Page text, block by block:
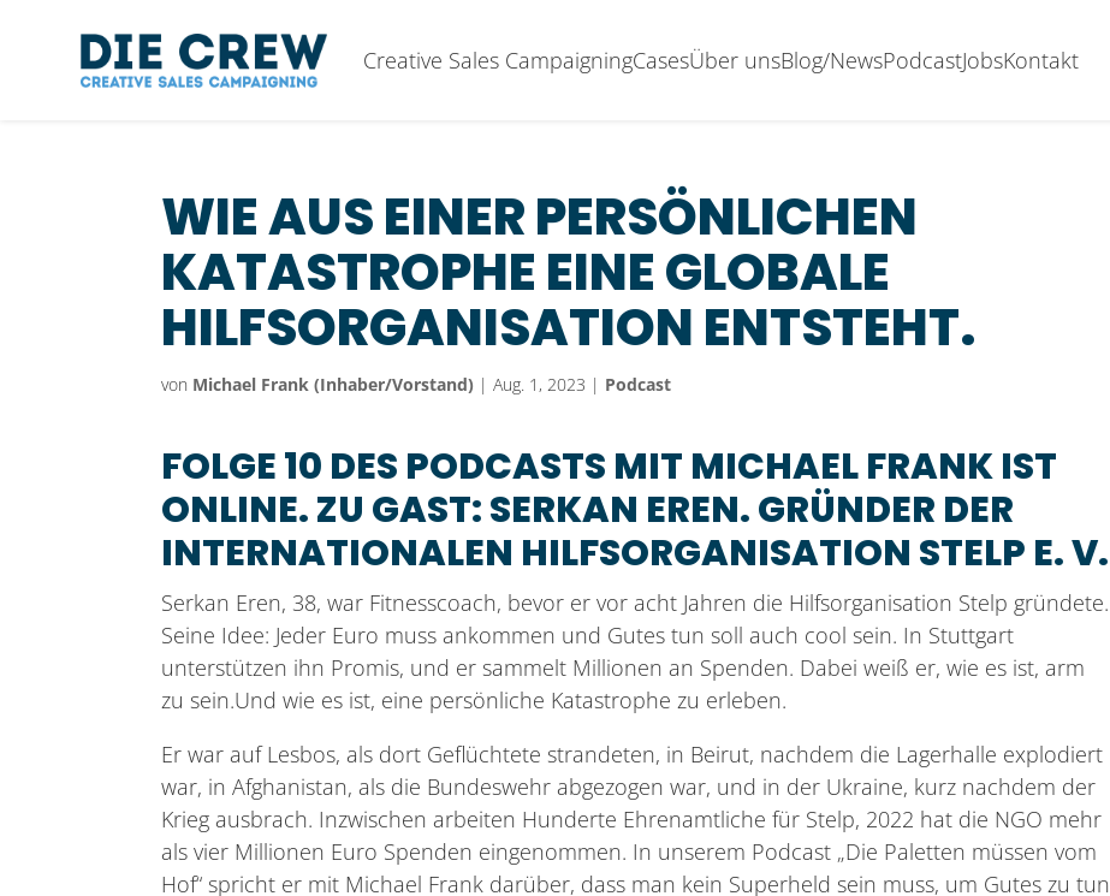
Creative Sales CampaigningCasesÜber unsBlog/NewsPodcastJobsKontakt
WIE AUS EINER PERSÖNLICHEN
KATASTROPHE EINE GLOBALE
HILFSORGANISATION ENTSTEHT.
von Michael Frank (Inhaber/Vorstand) |Aug. 1, 2023 | Podcast
FOLGE 10 DES PODCASTS MIT MICHAEL FRANK IST
ONLINE. ZU GAST: SERKAN EREN. GRÜNDER DER
INTERNATIONALEN HILFSORGANISATION STELP E. V.
Serkan Eren, 38, war Fitnesscoach, bevor er vor acht Jahren die Hilfsorganisation Stelp gründete.
Seine Idee: Jeder Euro muss ankommen und Gutes tun soll auch cool sein. In Stuttgart
unterstützen ihn Promis, und er sammelt Millionen an Spenden. Dabei weiß er, wie es ist, arm
zu sein.Und wie es ist, eine persönliche Katastrophe zu erleben.
Er war auf Lesbos, als dort Geflüchtete strandeten, in Beirut, nachdem die Lagerhalle explodiert
war, in Afghanistan, als die Bundeswehr abgezogen war, und in der Ukraine, kurz nachdem der
Krieg ausbrach. Inzwischen arbeiten Hunderte Ehrenamtliche für Stelp, 2022 hat die NGO mehr
als vier Millionen Euro Spenden eingenommen. In unserem Podcast „Die Paletten müssen vom
Hof“ spricht er mit Michael Frank darüber, dass man kein Superheld sein muss, um Gutes zu tun